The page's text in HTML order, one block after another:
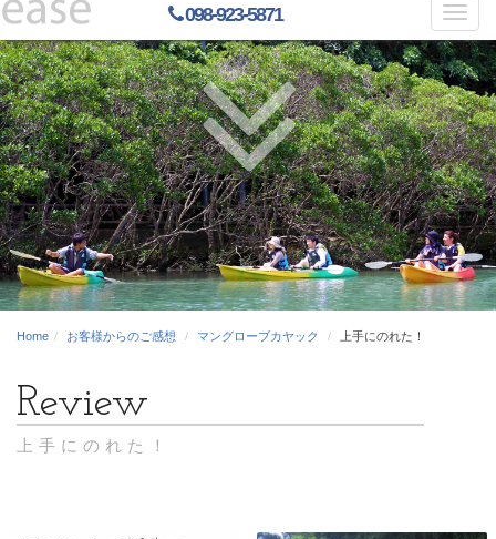
098-923-5871
Home お客様からのご感想 マングローブカヤック 上手にのれた！
上手にのれた！